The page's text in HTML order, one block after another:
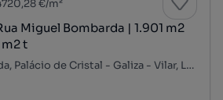
€/m²
Miguel Bombarda | 1.901 m2
m2 t
Rua Miguel Bombarda, Palácio de Cristal - Galiza - Vilar, Lordelo do Ouro e Massarelos, Porto, Porto